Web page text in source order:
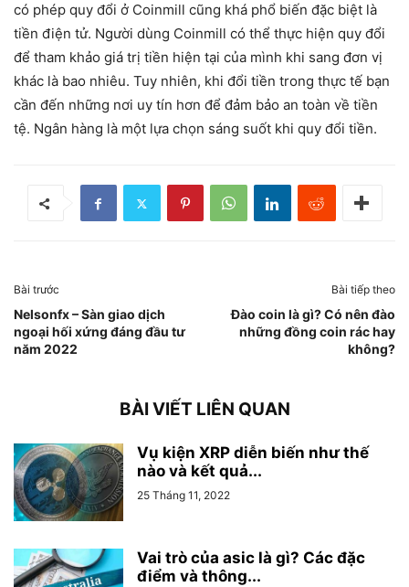
có phép quy đổi ở Coinmill cũng khá phổ biến đặc biệt là
tiền điện tử. Người dùng Coinmill có thể thực hiện quy đổi
để tham khảo giá trị tiền hiện tại của mình khi sang đơn vị
khác là bao nhiêu. Tuy nhiên, khi đổi tiền trong thực tế bạn
cần đến những nơi uy tín hơn để đảm bảo an toàn về tiền
tệ. Ngân hàng là một lựa chọn sáng suốt khi quy đổi tiền.
Bài trước
Nelsonfx – Sàn giao dịch
ngoại hối xứng đáng đầu tư
năm 2022
Bài tiếp theo
Đào coin là gì? Có nên đào
những đồng coin rác hay
không?
BÀI VIẾT LIÊN QUAN
Vụ kiện XRP diễn biến như thế
nào và kết quả...
25 Tháng 11, 2022
Vai trò của asic là gì? Các đặc
điểm và thông...